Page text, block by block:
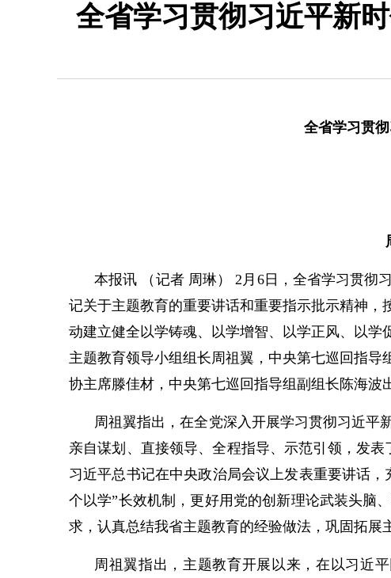
全省学习贯彻习近平新
全省学习贯
本报讯 （记者 周琳） 2月6日，全省学习贯彻
记关于主题教育的重要讲话和重要指示批示精神
动建立健全以学铸魂、以学增智、以学正风、以
主题教育领导小组组长周祖翼，中央第七巡回指
协主席滕佳材，中央第七巡回指导组副组长陈海波
周祖翼指出，在全党深入开展学习贯彻习近平
亲自谋划、直接领导、全程指导、示范引领，发
习近平总书记在中央政治局会议上发表重要讲话
个以学”长效机制，更好用党的创新理论武装头脑
求，认真总结我省主题教育的经验做法，巩固拓展
周祖翼指出，主题教育开展以来，在以习近